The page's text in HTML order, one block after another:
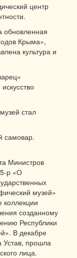
центр
обновленная
Крыма»,
культура и
стал
самовар.
Министров
р «О
музей»
созданному
Республики
В декабре
Устав, прошла
лица.